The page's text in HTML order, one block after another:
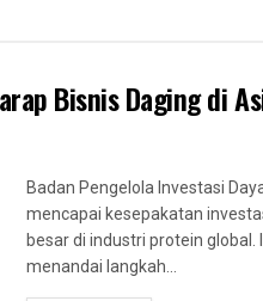
Bisnis Daging di
Badan Pengelola Investasi
mencapai kesepakatan
besar di industri protein global.
menandai langkah...